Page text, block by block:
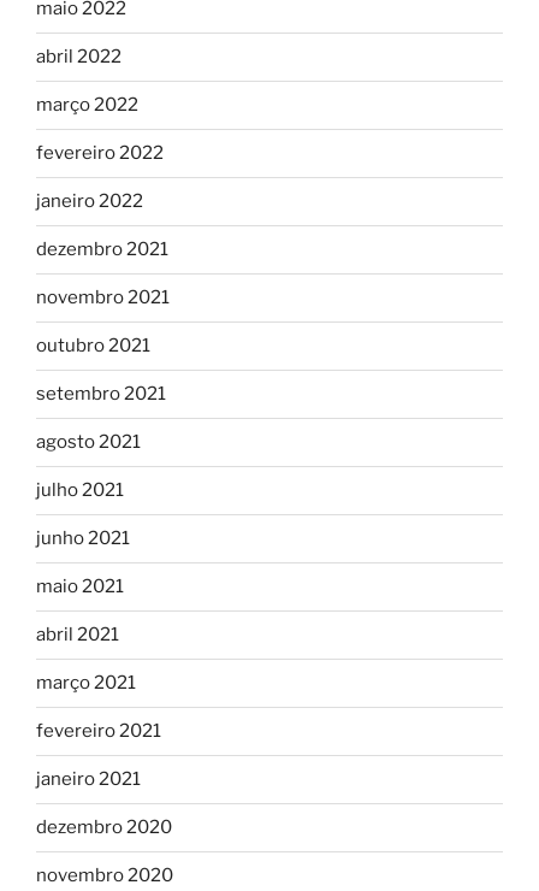
maio 2022
abril 2022
março 2022
fevereiro 2022
janeiro 2022
dezembro 2021
novembro 2021
outubro 2021
setembro 2021
agosto 2021
julho 2021
junho 2021
maio 2021
abril 2021
março 2021
fevereiro 2021
janeiro 2021
dezembro 2020
novembro 2020